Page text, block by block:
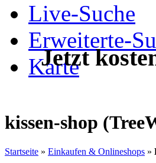
Live-Suche
Erweiterte-
Karte
Jetzt
kissen-shop
Startseite » Einkaufen & Onlineshops »